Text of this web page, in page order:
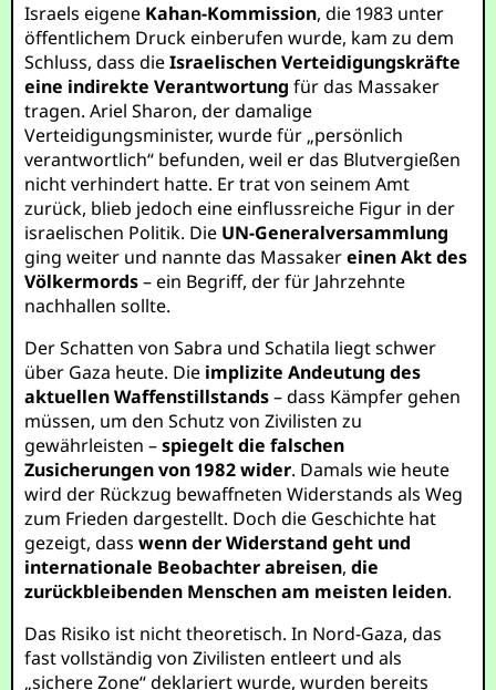
Israels eigene Kahan-Kommission, die 1983 unter
öffentlichem Druck einberufen wurde, kam zu dem
Schluss, dass dieIsraelischen Verteidigungskräfte
eine indirekte Verantwortung für das Massaker
tragen. Ariel Sharon, der damalige
Verteidigungsminister, wurde für „persönlich
verantwortlich“ befunden, weil er das Blutvergießen
nicht verhindert hatte. Er trat von seinem Amt
zurück, blieb jedoch eine einflussreiche Figur in der
israelischen Politik. Die UN-Generalversammlung
ging weiter und nannte das Massakereinen Akt des
Völkermords– ein Begriff, der für Jahrzehnte
nachhallen sollte.
Der Schatten von Sabra und Schatila liegt schwer
über Gaza heute. Die implizite Andeutung des
aktuellen Waffenstillstands– dass Kämpfer gehen
müssen, um den Schutz von Zivilisten zu
gewährleisten –spiegelt die falschen
Zusicherungen von 1982 wider. Damals wie heute
wird der Rückzug bewaffneten Widerstands als Weg
zum Frieden dargestellt. Doch die Geschichte hat
gezeigt, dasswenn der Widerstand geht und
internationale Beobachter abreisen,die
zurückbleibenden Menschen am meisten leiden.
Das Risiko ist nicht theoretisch. In Nord-Gaza, das
fast vollständig von Zivilisten entleert und als
„sichere Zone“ deklariert wurde, wurden bereits